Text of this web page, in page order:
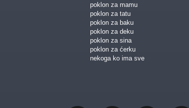
poklon za mamu
poklon za tatu
poklon za baku
poklon za deku
poklon za sina
poklon za ćerku
nekoga ko ima sve